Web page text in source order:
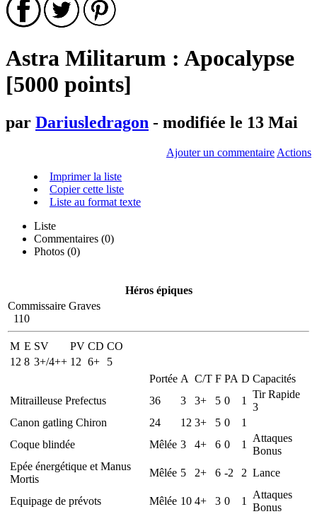
Astra Militarum : Apocalypse
[5000 points]
par Dariusledragon - modifiée le 13 Mai
Ajouter un commentaire Actions
Imprimer la liste
Copier cette liste
Liste au format texte
Liste
Commentaires (0)
Photos (0)
Héros épiques
Commissaire Graves
110
M E SV PV CD CO
12 8 3+/4++ 12 6+
5
Portée A C/T F PA D Capacités
Mitrailleuse Prefectus
36 3 3+ 5 0 1
Tir Rapide
3
Canon gatling Chiron
24 12 3+ 5 0
1
Coque blindée
Mêlée 3 4+ 6 0 1
Attaques
Bonus
Epée énergétique et Manus
Mortis
Mêlée 5 2+ 6 -2 2 Lance
Equipage de prévots Mêlée 10 4+ 3 0 1
Attaques
Bonus